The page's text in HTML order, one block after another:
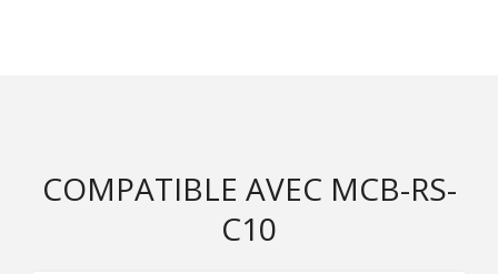
COMPATIBLE AVEC MCB-RS-
C10